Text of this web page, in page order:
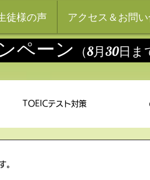
徒様の声 アクセス＆お問
TOEICテスト対策
。
ペーン （8月30日